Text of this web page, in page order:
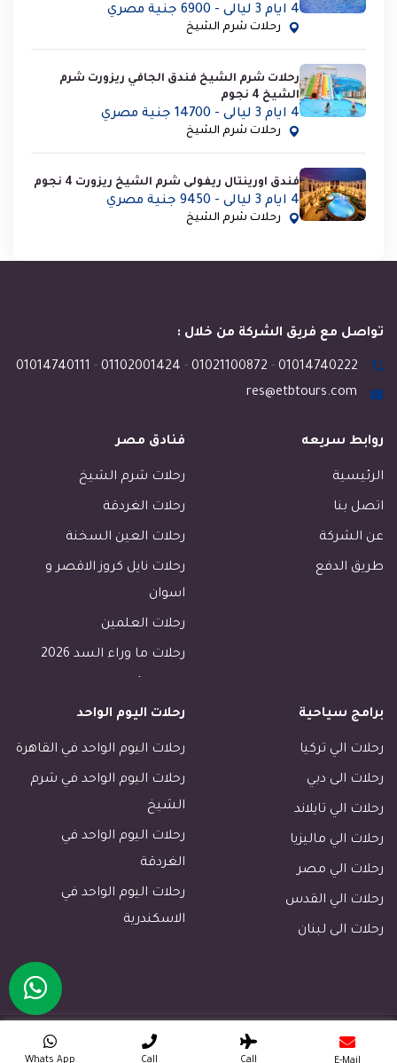
4 ايام 3 ليالى - 6900 جنية مصري
رحلات شرم الشيخ
رحلات شرم الشيخ فندق الجافي ريزورت شرم
الشيخ 4 نجوم
4 ايام 3 ليالى - 14700 جنية مصري
رحلات شرم الشيخ
فندق اورينتال ريفولى شرم الشيخ ريزورت 4 نجوم
4 ايام 3 ليالى - 9450 جنية مصري
رحلات شرم الشيخ
تواصل مع فريق الشركة من خلال :
01014740222
-
01021100872
-
01102001424
-
01014740111
res@etbtours.com
روابط سريعه
الرئيسية
اتصل بنا
عن الشركة
طريق الدفع
فنادق مصر
رحلات شرم الشيخ
رحلات الغردقة
رحلات العين السخنة
رحلات نايل كروز الاقصر و
اسوان
رحلات العلمين
رحلات ما وراء السد 2026
رحلات طابا
رحلات دهب
فنادق القاهرة
فنادق الاقصر
فنادق اسوان
رحلات مرسى مطروح
رحلات مرسي علم
رحلات الجونة
رحلات الساحل الشمالي
رحلات بورسعيد
برامج سياحية
رحلات الي تركيا
رحلات الى دبي
رحلات الي تايلاند
رحلات الي ماليزيا
رحلات الي مصر
رحلات الي القدس
رحلات الى لبنان
رحلات اليوم الواحد
رحلات اليوم الواحد في القاهرة
رحلات اليوم الواحد في شرم
الشيخ
رحلات اليوم الواحد في
الغردقة
رحلات اليوم الواحد في
الاسكندرية
Copyright © 2026. All Rights Reserved ETB Travel
Whats App Call Call